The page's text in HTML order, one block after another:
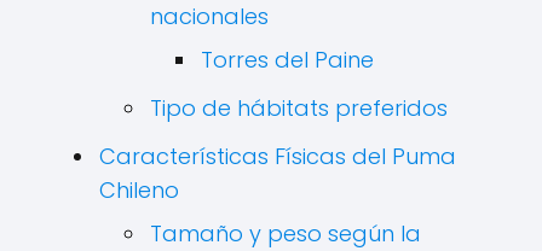
nacionales
Torres del Paine
Tipo de hábitats preferidos
Características Físicas del Puma
Chileno
Tamaño y peso según la